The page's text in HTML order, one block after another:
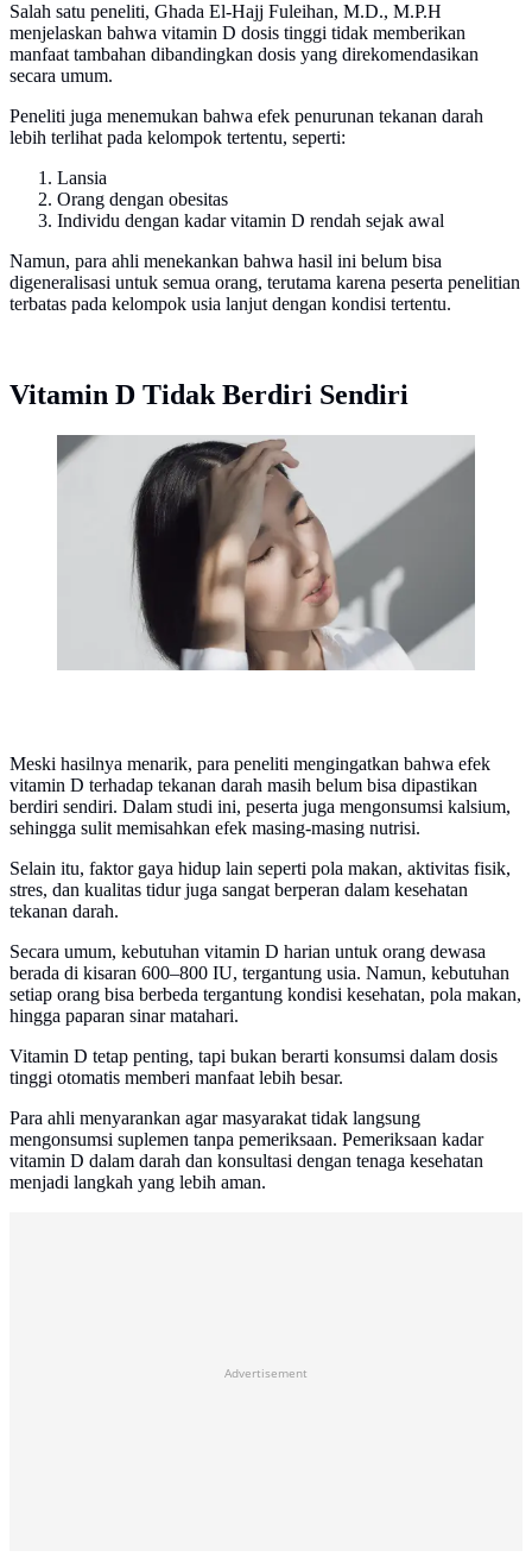
Salah satu peneliti, Ghada El-Hajj Fuleihan, M.D., M.P.H
menjelaskan bahwa vitamin D dosis tinggi tidak memberikan
manfaat tambahan dibandingkan dosis yang direkomendasikan
secara umum.
Peneliti juga menemukan bahwa efek penurunan tekanan darah
lebih terlihat pada kelompok tertentu, seperti:
Lansia
Orang dengan obesitas
Individu dengan kadar vitamin D rendah sejak awal
Namun, para ahli menekankan bahwa hasil ini belum bisa
digeneralisasi untuk semua orang, terutama karena peserta penelitian
terbatas pada kelompok usia lanjut dengan kondisi tertentu.
Vitamin D Tidak Berdiri Sendiri
Vitamin D bukan cuma soal tulang, studi ini bongkar
peran lain yang selama ini luput dari perhatian.
(Unsplash/Aiony)
Meski hasilnya menarik, para peneliti mengingatkan bahwa efek
vitamin D terhadap tekanan darah masih belum bisa dipastikan
berdiri sendiri. Dalam studi ini, peserta juga mengonsumsi kalsium,
sehingga sulit memisahkan efek masing-masing nutrisi.
Selain itu, faktor gaya hidup lain seperti pola makan, aktivitas fisik,
stres, dan kualitas tidur juga sangat berperan dalam kesehatan
tekanan darah.
Secara umum, kebutuhan vitamin D harian untuk orang dewasa
berada di kisaran 600–800 IU, tergantung usia. Namun, kebutuhan
setiap orang bisa berbeda tergantung kondisi kesehatan, pola makan,
hingga paparan sinar matahari.
Vitamin D tetap penting, tapi bukan berarti konsumsi dalam dosis
tinggi otomatis memberi manfaat lebih besar.
Para ahli menyarankan agar masyarakat tidak langsung
mengonsumsi suplemen tanpa pemeriksaan. Pemeriksaan kadar
vitamin D dalam darah dan konsultasi dengan tenaga kesehatan
menjadi langkah yang lebih aman.
Advertisement